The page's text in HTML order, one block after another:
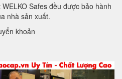
Safes đều được bảo hành
nhà sản xuất.
khoản